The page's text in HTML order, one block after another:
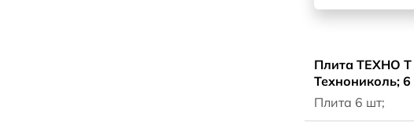
Плита ТЕХНО
Технониколь;
Плита 6 шт;